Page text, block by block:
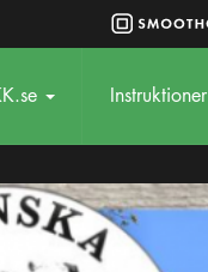
Instruktioner